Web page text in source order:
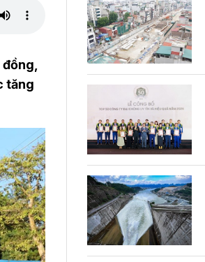
tăng